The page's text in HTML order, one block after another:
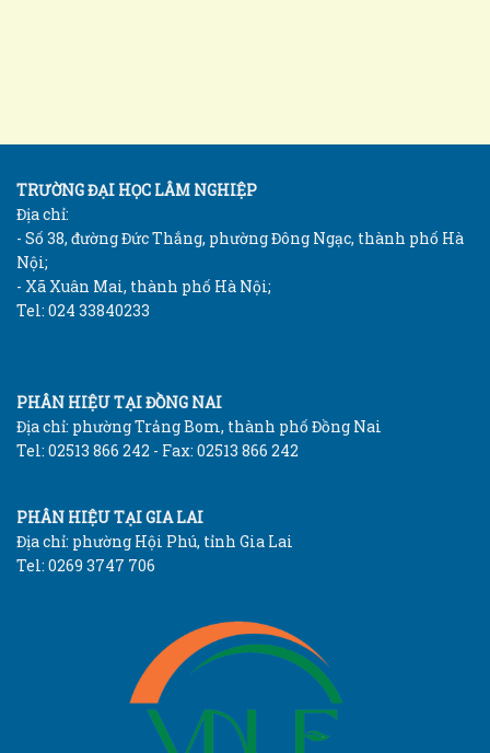
TRƯỜNG ĐẠI HỌC LÂM NGHIỆP
Địa chỉ:
- Số 38, đường Đức Thắng, phường Đông Ngạc, thành phố Hà
Nội;
- Xã Xuân Mai, thành phố Hà Nội;
Tel: 024 33840233
PHÂN HIỆU TẠI ĐỒNG NAI
Địa chỉ: phường Trảng Bom, thành phố Đồng Nai
Tel: 02513 866 242 - Fax: 02513 866 242
PHÂN HIỆU TẠI GIA LAI
Địa chỉ: phường Hội Phú, tỉnh Gia Lai
Tel: 0269 3747 706